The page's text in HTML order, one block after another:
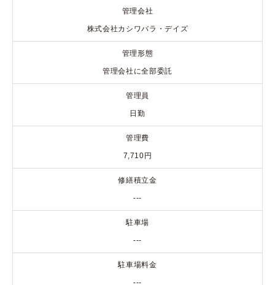
管理会社
株式会社カシワバラ・デイズ
管理形態
管理会社に全部委託
管理員
日勤
管理費
7,710円
修繕積立金
---
駐車場
---
駐車場料金
---